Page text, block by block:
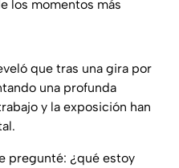
los momentos más
que tras una gira por
una profunda
y la exposición han
pregunté: ¿qué estoy